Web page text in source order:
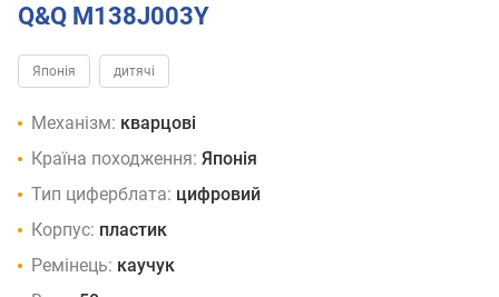
Q&Q M138J003Y
Японія дитячі
Механізм: кварцові
Країна походження: Японія
Тип циферблата: цифровий
Корпус: пластик
Ремінець: каучук